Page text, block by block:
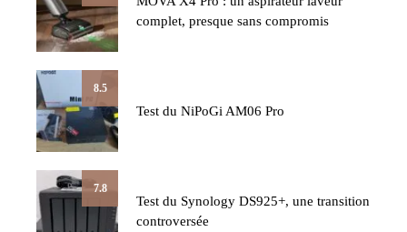
complet, presque sans compromis
8.5
Test du NiPoGi AM06 Pro
7.8
Test du Synology DS925+, une transition
controversée